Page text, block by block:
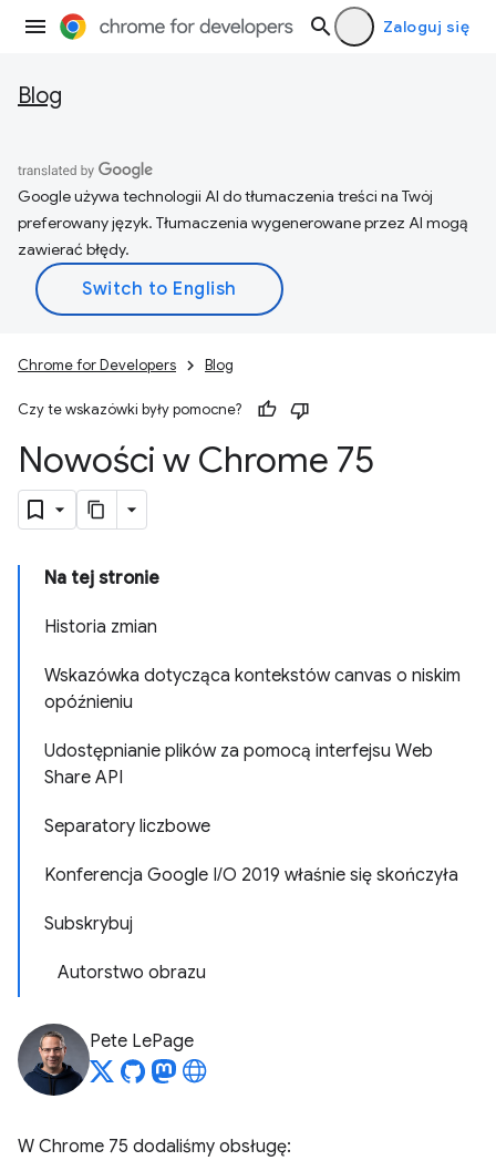
Zaloguj się
Blog
Google używa technologii AI do tłumaczenia treści na Twój
preferowany język. Tłumaczenia wygenerowane przez AI mogą
zawierać błędy.
Chrome for Developers Blog
Czy te wskazówki były pomocne?
Nowości w Chrome 75
Na tej stronie
Historia zmian
Wskazówka dotycząca kontekstów canvas o niskim
opóźnieniu
Udostępnianie plików za pomocą interfejsu Web
Share API
Separatory liczbowe
Konferencja Google I/O 2019 właśnie się skończyła
Subskrybuj
Autorstwo obrazu
Pete LePage
W Chrome 75 dodaliśmy obsługę: